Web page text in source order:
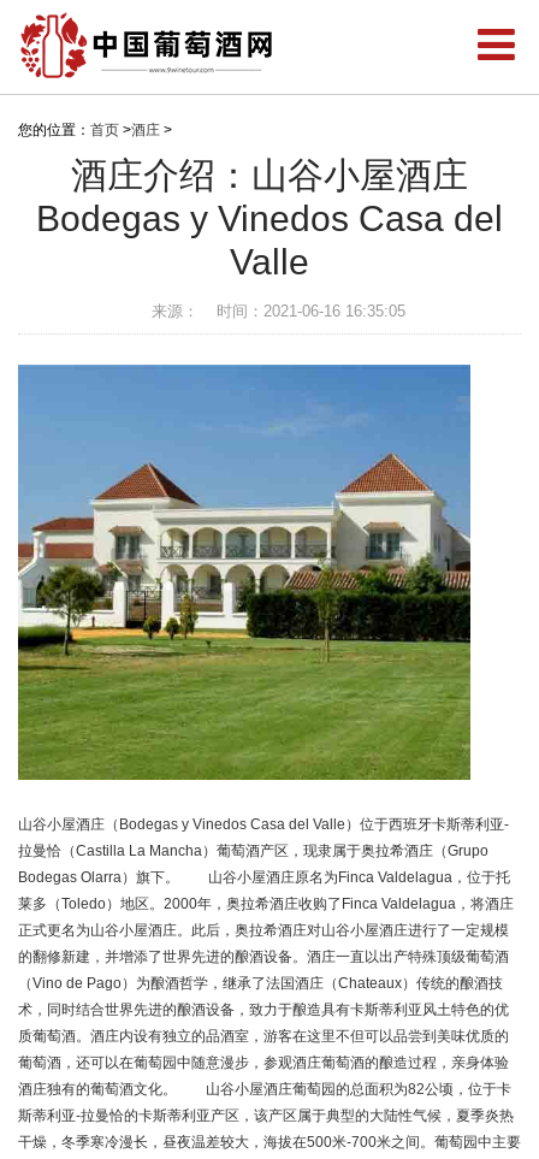
您的位置： 首页 >酒庄 >
酒庄介绍：山谷小屋酒庄
Bodegas y Vinedos Casa del
Valle
来源： 时间：2021-06-16 16:35:05
山谷小屋酒庄（Bodegas y Vinedos Casa del Valle）位于西班牙卡斯蒂利亚-
拉曼恰（Castilla La Mancha）葡萄酒产区，现隶属于奥拉希酒庄（Grupo
Bodegas Olarra）旗下。 山谷小屋酒庄原名为Finca Valdelagua，位于托
莱多（Toledo）地区。2000年，奥拉希酒庄收购了Finca Valdelagua，将酒庄
正式更名为山谷小屋酒庄。此后，奥拉希酒庄对山谷小屋酒庄进行了一定规模
的翻修新建，并增添了世界先进的酿酒设备。酒庄一直以出产特殊顶级葡萄酒
（Vino de Pago）为酿酒哲学，继承了法国酒庄（Chateaux）传统的酿酒技
术，同时结合世界先进的酿酒设备，致力于酿造具有卡斯蒂利亚风土特色的优
质葡萄酒。酒庄内设有独立的品酒室，游客在这里不但可以品尝到美味优质的
葡萄酒，还可以在葡萄园中随意漫步，参观酒庄葡萄酒的酿造过程，亲身体验
酒庄独有的葡萄酒文化。 山谷小屋酒庄葡萄园的总面积为82公顷，位于卡
斯蒂利亚-拉曼恰的卡斯蒂利亚产区，该产区属于典型的大陆性气候，夏季炎热
干燥，冬季寒冷漫长，昼夜温差较大，海拔在500米-700米之间。葡萄园中主要